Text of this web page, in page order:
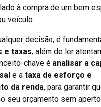
à compra de um bem
veículo.
decisão, é
e taxas, além de ler
chave é analisar a
e a taxa de esforço e
da renda, para garantir
seu orçamento sem